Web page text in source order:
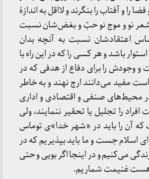
را و آفتاب را بنگرند و لااقل به اندازهٔ
شعر نو و موج نو حبّ و بغض‌شان نسبت
اعتقادشان نسبت به آنچه بدان
باشد و هر کسی را که در این راه با
وجودش را برای دفاع از هدفی که در
مفید می‌دانند ارج نهند و به خاطر
محیط‌های صنفی و اقتصادی و اداری
را تجلیل یا تحقیر ننمایند، ولی
که آن را باید در «شهر خدا»ی توماس
اسلام جست و ما باید بپذیریم که در
می‌کنیم و در اینجا اگر بویی و حتی
هست غنیمت شماریم.